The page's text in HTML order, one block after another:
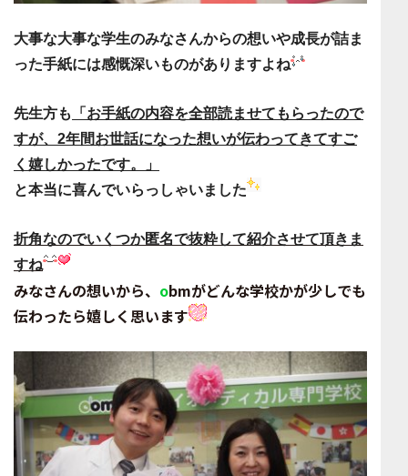
大事な大事な学生のみなさんからの想いや成長が詰ま
った手紙には感慨深いものがありますよね
先生方も
「お手紙の内容を全部読ませてもらったので
すが、 2年間お世話になった想いが伝わってきてすご
く嬉しかったです。」
と本当に喜んでいらっしゃいました
折角なのでいくつか匿名で抜粋して紹介させて頂きま
すね
みなさんの想いから、 obmがどんな学校かが少しでも
伝わったら嬉しく思います